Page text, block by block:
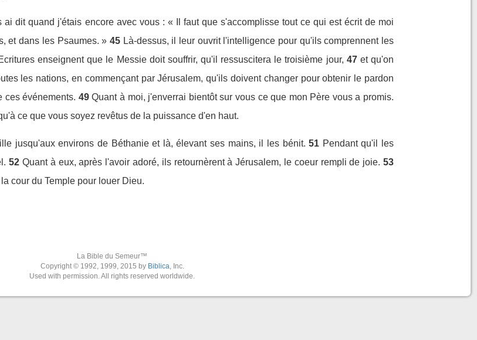
dit quand j'étais encore avec vous : « Il faut que s'accomplisse tout ce qui est écrit de moi
et dans les Psaumes. » 45 Là-dessus, il leur ouvrit l'intelligence pour qu'ils comprennent les
enseignent que le Messie doit souffrir, qu'il ressuscitera le troisième jour, 47 et qu'on
les nations, en commençant par Jérusalem, qu'ils doivent changer pour obtenir le pardon
ces événements. 49 Quant à moi, j'enverrai bientôt sur vous ce que mon Père vous a promis.
ce que vous soyez revêtus de la puissance d'en haut.
jusqu'aux environs de Béthanie et là, élevant ses mains, il les bénit. 51 Pendant qu'il les
52 Quant à eux, après l'avoir adoré, ils retournèrent à Jérusalem, le coeur rempli de joie. 53
cour du Temple pour louer Dieu.
La Bible du Semeur™
Copyright © 1992, 1999, 2015 by Biblica, Inc.
Used with permission. All rights reserved worldwide.